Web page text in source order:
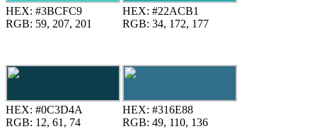
HEX: #3BCFC9
RGB: 59, 207, 201
HEX: #22ACB1
RGB: 34, 172, 177
HEX: #0C3D4A
RGB: 12, 61, 74
HEX: #316E88
RGB: 49, 110, 136